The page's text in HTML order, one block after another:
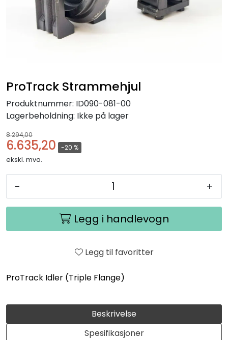
ProTrack Strammehjul
Produktnummer: ID090-081-00
Lagerbeholdning: Ikke på lager
8.294,00
6.635,20 -20 %
ekskl. mva.
- +
Legg i handlevogn
Legg til favoritter
ProTrack Idler (Triple Flange)
Beskrivelse
Spesifikasjoner